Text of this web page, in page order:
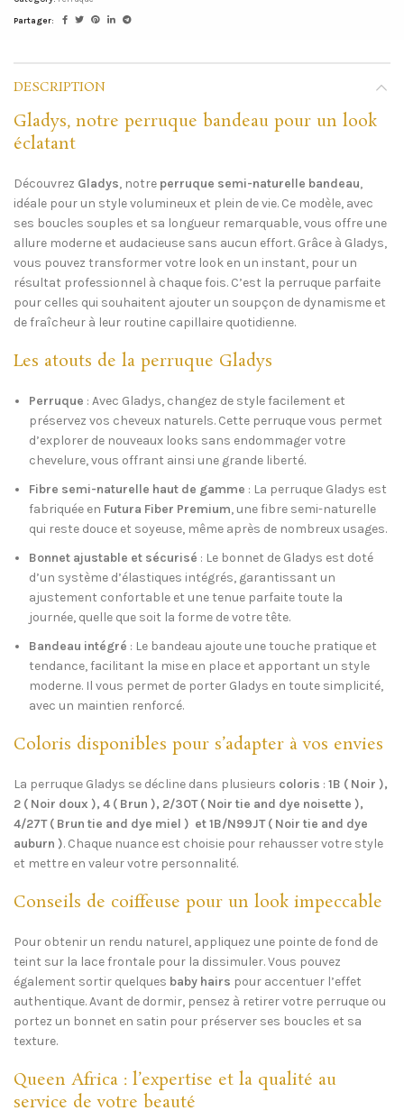
SKU:N/A
Partager
DESCRIPTION
Gladys, notre perruque bandeau pour un look
éclatant
Découvrez Gladys, notre perruque semi-naturelle bandeau,
idéale pour un style volumineux et plein de vie. Ce modèle, avec
ses boucles souples et sa longueur remarquable, vous offre une
allure moderne et audacieuse sans aucun effort. Grâce à Gladys,
vous pouvez transformer votre look en un instant, pour un
résultat professionnel à chaque fois. C’est la perruque parfaite
pour celles qui souhaitent ajouter un soupçon de dynamisme et
de fraîcheur à leur routine capillaire quotidienne.
Les atouts de la perruque Gladys
Perruque : Avec Gladys, changez de style facilement et
préservez vos cheveux naturels. Cette perruque vous permet
d’explorer de nouveaux looks sans endommager votre
chevelure, vous offrant ainsi une grande liberté.
Fibre semi-naturelle haut de gamme : La perruque Gladys est
fabriquée en Futura Fiber Premium, une fibre semi-naturelle
qui reste douce et soyeuse, même après de nombreux usages.
Bonnet ajustable et sécurisé : Le bonnet de Gladys est doté
d’un système d’élastiques intégrés, garantissant un
ajustement confortable et une tenue parfaite toute la
journée, quelle que soit la forme de votre tête.
Bandeau intégré : Le bandeau ajoute une touche pratique et
tendance, facilitant la mise en place et apportant un style
moderne. Il vous permet de porter Gladys en toute simplicité,
avec un maintien renforcé.
Coloris disponibles pour s’adapter à vos envies
La perruque Gladys se décline dans plusieurs coloris : 1B ( Noir ),
2 ( Noir doux ), 4 ( Brun ), 2/30T ( Noir tie and dye noisette ),
4/27T ( Brun tie and dye miel ) et 1B/N99JT ( Noir tie and dye
auburn ). Chaque nuance est choisie pour rehausser votre style
et mettre en valeur votre personnalité.
Conseils de coiffeuse pour un look impeccable
Pour obtenir un rendu naturel, appliquez une pointe de fond de
teint sur la lace frontale pour la dissimuler. Vous pouvez
également sortir quelques baby hairs pour accentuer l’effet
authentique. Avant de dormir, pensez à retirer votre perruque ou
portez un bonnet en satin pour préserver ses boucles et sa
texture.
Queen Africa : l’expertise et la qualité au
service de votre beauté